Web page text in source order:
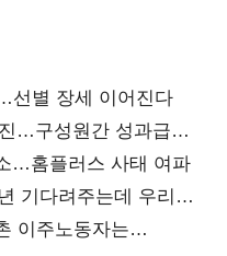
선별 장세 이어진다
…구성원간 성과급
…홈플러스 사태 여파
기다려주는데 우리는
코스닥 구하기
이주노동자는